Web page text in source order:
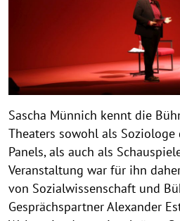
Sascha Münnich kennt die
Theaters sowohl als Soziologe
Panels, als auch als
Veranstaltung war für ihn
von Sozialwissenschaft und
Gesprächspartner Alexander